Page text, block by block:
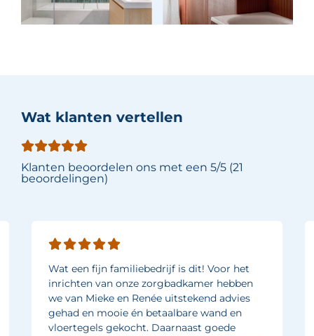
Wat klanten vertellen
Klanten beoordelen ons met een 5/5 (21
beoordelingen)
Wat een fijn familiebedrijf is dit! Voor het
inrichten van onze zorgbadkamer hebben
we van Mieke en Renée uitstekend advies
gehad en mooie én betaalbare wand en
vloertegels gekocht. Daarnaast goede